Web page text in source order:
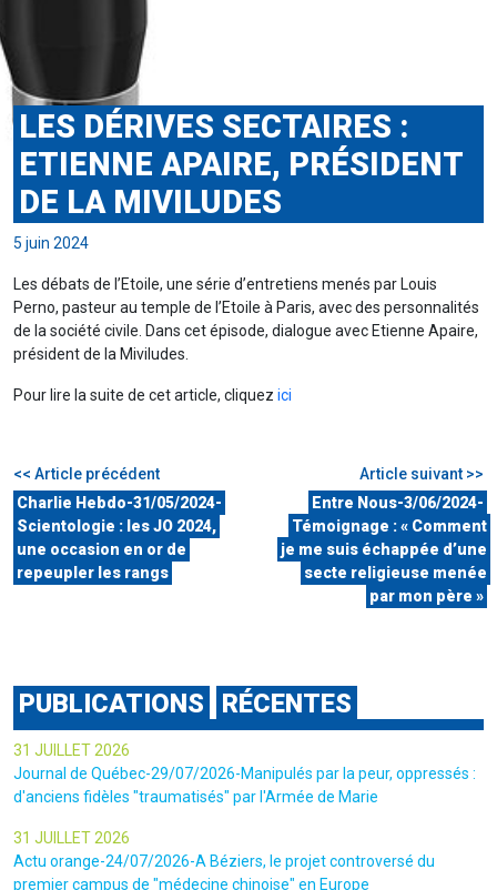
LES DÉRIVES SECTAIRES :
ETIENNE APAIRE, PRÉSIDENT
DE LA MIVILUDES
5 juin 2024
Les débats de l’Etoile, une série d’entretiens menés par Louis
Perno, pasteur au temple de l’Etoile à Paris, avec des personnalités
de la société civile. Dans cet épisode, dialogue avec Etienne Apaire,
président de la Miviludes.
Pour lire la suite de cet article, cliquez ici
<< Article précédent
Charlie Hebdo-31/05/2024-
Scientologie : les JO 2024,
une occasion en or de
repeupler les rangs
Article suivant >>
Entre Nous-3/06/2024-
Témoignage : « Comment
je me suis échappée d’une
secte religieuse menée
par mon père »
PUBLICATIONS RÉCENTES
31 JUILLET 2026
Journal de Québec-29/07/2026-Manipulés par la peur, oppressés :
d'anciens fidèles "traumatisés" par l'Armée de Marie
31 JUILLET 2026
Actu orange-24/07/2026-A Béziers, le projet controversé du
premier campus de "médecine chinoise" en Europe